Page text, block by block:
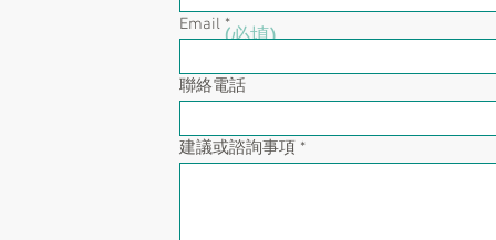
(必填)
Email
聯絡電話
建議或諮詢事項